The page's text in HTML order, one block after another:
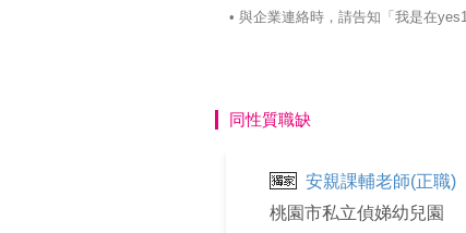
• 與企業連絡時，請告知「我是在
同性質職缺
安親課輔老師(正職)
桃園市私立偵娣幼兒園